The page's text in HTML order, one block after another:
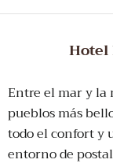
Entre el mar y la
pueblos más
todo el confort y
entorno de